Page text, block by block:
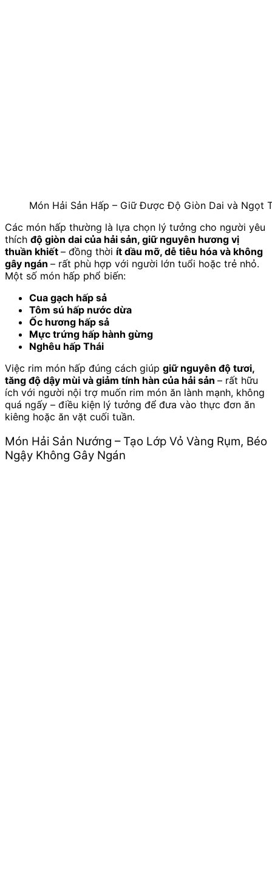
Món Hải Sản Hấp – Giữ Được Độ Giòn Dai và Ngọt
Các món hấp thường là lựa chọn lý tưởng cho người yêu
thích độ giòn dai của hải sản, giữ nguyên hương vị
thuần khiết – đồng thời ít dầu mỡ, dễ tiêu hóa và không
gây ngán – rất phù hợp với người lớn tuổi hoặc trẻ nhỏ.
Một số món hấp phổ biến:
Cua gạch hấp sả
Tôm sú hấp nước dừa
Ốc hương hấp sả
Mực trứng hấp hành gừng
Nghêu hấp Thái
Việc rim món hấp đúng cách giúp giữ nguyên độ tươi,
tăng độ dậy mùi và giảm tính hàn của hải sản – rất hữu
ích với người nội trợ muốn rim món ăn lành mạnh, không
quá ngấy – điều kiện lý tưởng để đưa vào thực đơn ăn
kiêng hoặc ăn vặt cuối tuần.
Món Hải Sản Nướng – Tạo Lớp Vỏ Vàng Rụm, Béo
Ngậy Không Gây Ngán